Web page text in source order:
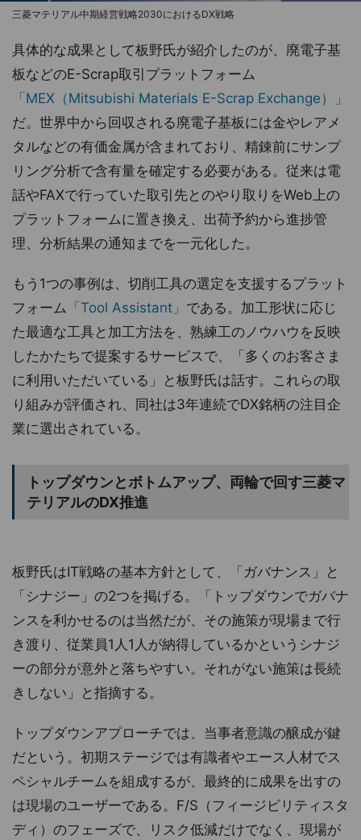
三菱マテリアル中期経営戦略2030におけるDX戦略
具体的な成果として板野氏が紹介したのが、廃電子基
板などのE-Scrap取引プラットフォーム
「MEX（Mitsubishi Materials E-Scrap Exchange）」
だ。世界中から回収される廃電子基板には金やレアメ
タルなどの有価金属が含まれており、精錬前にサンプ
リング分析で含有量を確定する必要がある。従来は電
話やFAXで行っていた取引先とのやり取りをWeb上の
プラットフォームに置き換え、出荷予約から進捗管
理、分析結果の通知までを一元化した。
もう1つの事例は、切削工具の選定を支援するプラット
フォーム 「Tool Assistant」 である。加工形状に応じ
た最適な工具と加工方法を、熟練工のノウハウを反映
したかたちで提案するサービスで、「多くのお客さま
に利用いただいている」と板野氏は話す。これらの取
り組みが評価され、同社は3年連続でDX銘柄の注目企
業に選出されている。
トップダウンとボトムアップ、両輪で回す三菱マ
テリアルのDX推進
板野氏はIT戦略の基本方針として、「ガバナンス」と
「シナジー」の2つを掲げる。「トップダウンでガバナ
ンスを利かせるのは当然だが、その施策が現場まで行
き渡り、従業員1人1人が納得しているかというシナジ
ーの部分が意外と落ちやすい。それがない施策は長続
きしない」と指摘する。
トップダウンアプローチでは、当事者意識の醸成が鍵
だという。初期ステージでは有識者やエース人材でス
ペシャルチームを組成するが、最終的に成果を出すの
は現場のユーザーである。F/S（フィージビリティスタ
ディ）のフェーズで、リスク低減だけでなく、現場が